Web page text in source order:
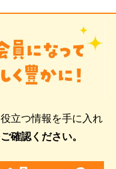
立つ情報を手に入れ
確認ください。